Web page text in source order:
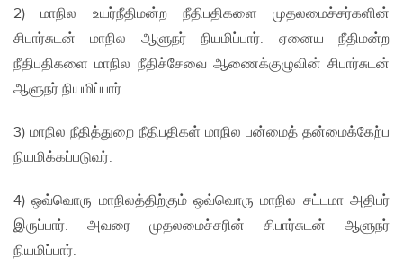
2) மாநில உயர்நீதிமன்ற நீதிபதிகளை முதலமைச்சர்களின்
சிபார்சுடன் மாநில ஆளுநர் நியமிப்பார். ஏனைய நீதிமன்ற
நீதிபதிகளை மாநில நீதிச்சேவை ஆணைக்குழுவின் சிபார்சுடன்
ஆளுநர் நியமிப்பார்.
3) மாநில நீதித்துறை நீதிபதிகள் மாநில பன்மைத் தன்மைக்கேற்ப
நியமிக்கப்படுவர்.
4) ஒவ்வொரு மாநிலத்திற்கும் ஒவ்வொரு மாநில சட்டமா அதிபர்
இருப்பார். அவரை முதலமைச்சரின் சிபார்சுடன் ஆளுநர்
நியமிப்பார்.